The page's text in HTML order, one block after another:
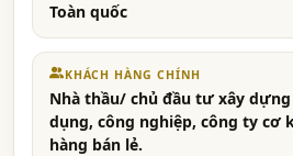
Toàn quốc
KHÁCH HÀNG CHÍNH
Nhà thầu/ chủ đầu tư xây
dụng, công nghiệp, công ty cơ
hàng bán lẻ.